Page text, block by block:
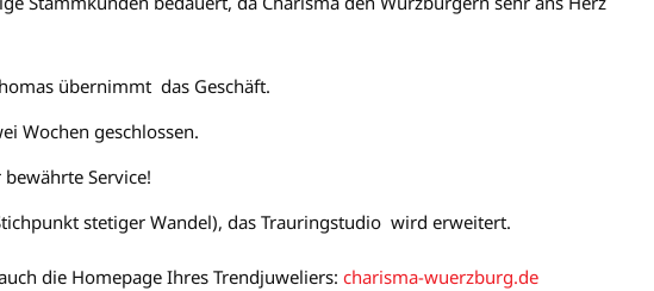
übernimmt das Geschäft.
Wochen geschlossen.
Service!
stetiger Wandel), das Trauringstudio wird erweitert.
die Homepage Ihres Trendjuweliers: charisma-wuerzburg.de